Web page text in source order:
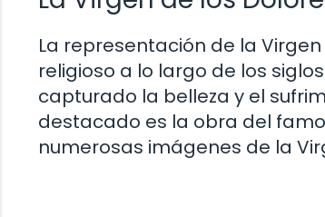
La representación de la
religioso a lo largo de los
capturado la belleza y el
destacado es la obra del
numerosas imágenes de la